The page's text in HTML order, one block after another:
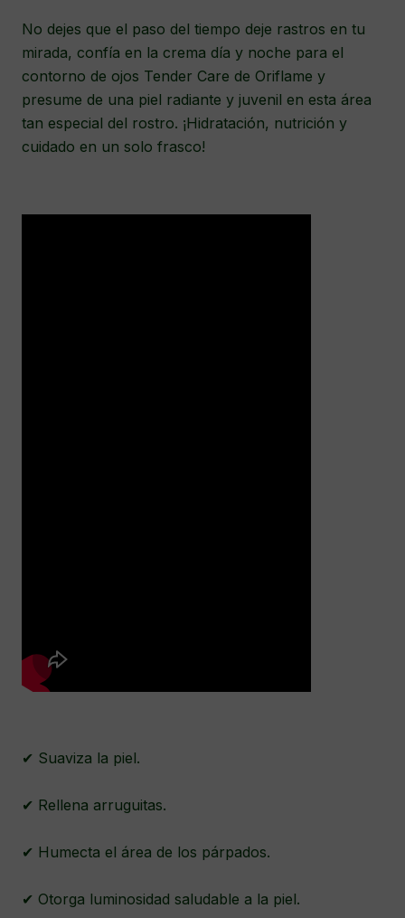
No dejes que el paso del tiempo deje rastros en tu
mirada, confía en la crema día y noche para el
contorno de ojos Tender Care de Oriflame y
presume de una piel radiante y juvenil en esta área
tan especial del rostro. ¡Hidratación, nutrición y
cuidado en un solo frasco!
✔ Suaviza la piel.
✔ Rellena arruguitas.
✔ Humecta el área de los párpados.
✔ Otorga luminosidad saludable a la piel.